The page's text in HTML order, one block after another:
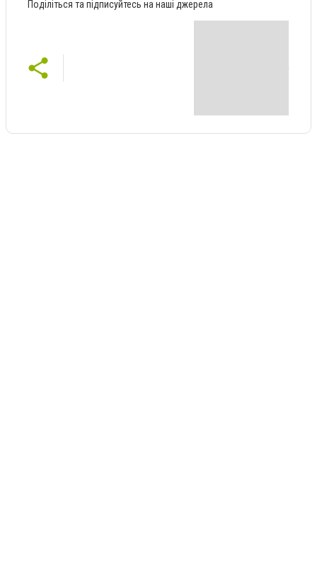
Поділіться та підписуйтесь на наші джерела